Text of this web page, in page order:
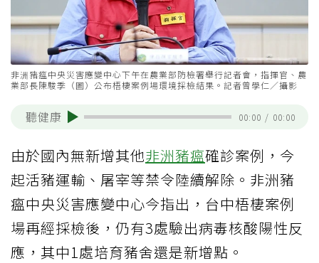
非洲豬瘟中央災害應變中心下午在農業部防檢署舉行記者會，指揮官、農
業部長陳駿季（圖）公布梧棲案例場環境採檢結果。記者曾學仁／攝影
聽健康 00:00 / 00:00
由於國內無新增其他非洲豬瘟確診案例，今
起活豬運輸、屠宰等禁令陸續解除。非洲豬
瘟中央災害應變中心今指出，台中梧棲案例
場再經採檢後，仍有3處驗出病毒核酸陽性反
應，其中1處培育豬舍還是新增點。